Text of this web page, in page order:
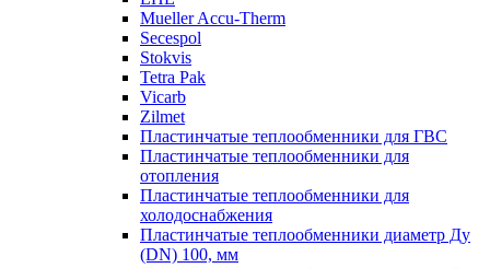
Mueller Accu-Therm
Secespol
Stokvis
Tetra Pak
Vicarb
Zilmet
Пластинчатые теплообменники для ГВС
Пластинчатые теплообменники для
отопления
Пластинчатые теплообменники для
холодоснабжения
Пластинчатые теплообменники диаметр Ду
(DN) 100, мм